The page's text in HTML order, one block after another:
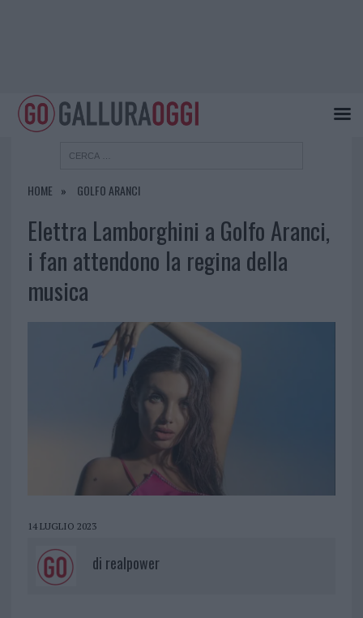
HOME GOLFO ARANCI
Elettra Lamborghini a Golfo Aranci,
i fan attendono la regina della
musica
14 LUGLIO 2023
di realpower